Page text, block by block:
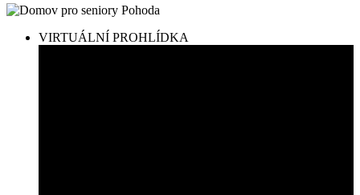
VIRTUÁLNÍ PROHLÍDKA